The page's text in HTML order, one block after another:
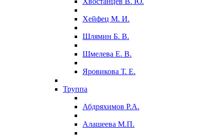
Хейфец М. И.
Шлямин Б. В.
Шмелева Е. В.
Яровикова Т. Е.
Труппа
Абдряхимов Р.А.
Алашеева М.П.